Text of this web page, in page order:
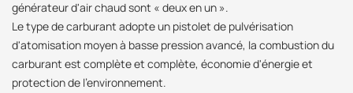
générateur d'air chaud sont « deux en un ».
Le type de carburant adopte un pistolet de pulvérisation
d'atomisation moyen à basse pression avancé, la combustion du
carburant est complète et complète, économie d'énergie et
protection de l'environnement.